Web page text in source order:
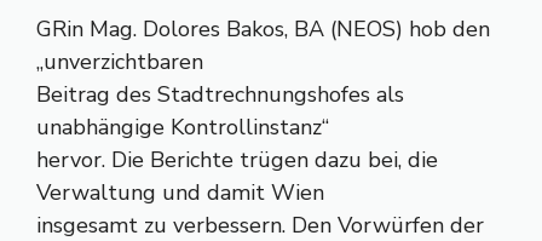
GRin Mag. Dolores Bakos, BA (NEOS) hob den
„unverzichtbaren
Beitrag des Stadtrechnungshofes als
unabhängige Kontrollinstanz“
hervor. Die Berichte trügen dazu bei, die
Verwaltung und damit Wien
insgesamt zu verbessern. Den Vorwürfen der